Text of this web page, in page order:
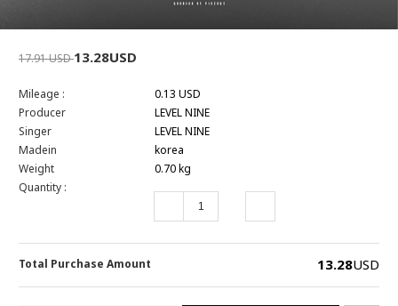
17.91 USD13.28USD
Mileage :
0.13 USD
Producer
LEVEL NINE
Singer
LEVEL NINE
Madein
korea
Weight
0.70 kg
Quantity :
Total Purchase Amount 13.28USD